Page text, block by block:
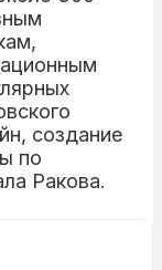
создание
по
Ракова.